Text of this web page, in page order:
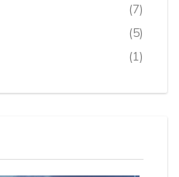
(7)
(5)
(1)